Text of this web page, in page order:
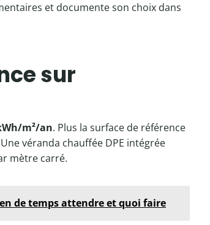
et documente son choix dans
sur
m²/an. Plus la surface de référence
véranda chauffée DPE intégrée
mètre carré.
de temps attendre et quoi faire